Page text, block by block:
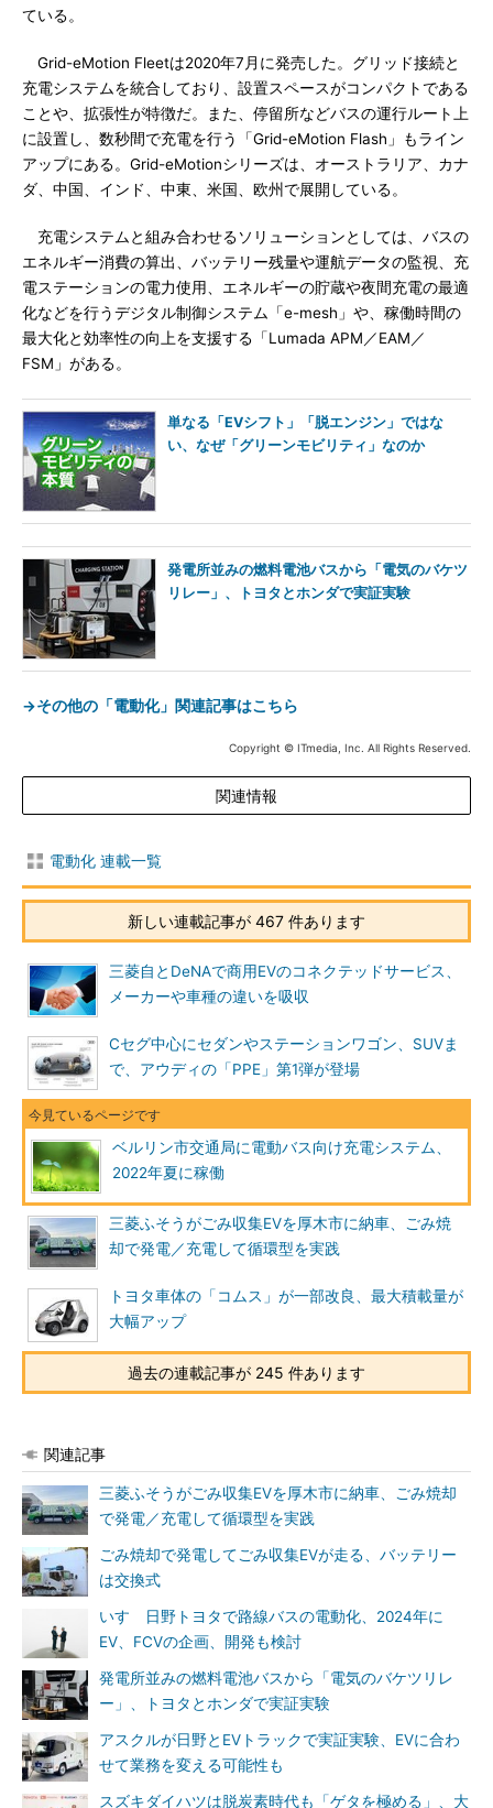
ている。
Grid-eMotion Fleetは2020年7月に発売した。グリッド接続と
充電システムを統合しており、設置スペースがコンパクトである
ことや、拡張性が特徴だ。また、停留所などバスの運行ルート上
に設置し、数秒間で充電を行う「Grid-eMotion Flash」もライン
アップにある。Grid-eMotionシリーズは、オーストラリア、カナ
ダ、中国、インド、中東、米国、欧州で展開している。
充電システムと組み合わせるソリューションとしては、バスの
エネルギー消費の算出、バッテリー残量や運航データの監視、充
電ステーションの電力使用、エネルギーの貯蔵や夜間充電の最適
化などを行うデジタル制御システム「e-mesh」や、稼働時間の
最大化と効率性の向上を支援する「Lumada APM／EAM／
FSM」がある。
単なる「EVシフト」「脱エンジン」ではな
い、なぜ「グリーンモビリティ」なのか
発電所並みの燃料電池バスから「電気のバケツ
リレー」、トヨタとホンダで実証実験
→その他の「電動化」関連記事はこちら
Copyright © ITmedia, Inc. All Rights Reserved.
関連情報
電動化 連載一覧
新しい連載記事が 467 件あります
三菱自とDeNAで商用EVのコネクテッドサービス、
メーカーや車種の違いを吸収
Cセグ中心にセダンやステーションワゴン、SUVま
で、アウディの「PPE」第1弾が登場
ベルリン市交通局に電動バス向け充電システム、
2022年夏に稼働
三菱ふそうがごみ収集EVを厚木市に納車、ごみ焼
却で発電／充電して循環型を実践
トヨタ車体の「コムス」が一部改良、最大積載量が
大幅アップ
過去の連載記事が 245 件あります
関連記事
三菱ふそうがごみ収集EVを厚木市に納車、ごみ焼却
で発電／充電して循環型を実践
ごみ焼却で発電してごみ収集EVが走る、バッテリー
は交換式
いすゞ日野トヨタで路線バスの電動化、2024年に
EV、FCVの企画、開発も検討
発電所並みの燃料電池バスから「電気のバケツリレ
ー」、トヨタとホンダで実証実験
アスクルが日野とEVトラックで実証実験、EVに合わ
せて業務を変える可能性も
スズキダイハツは脱炭素時代も「ゲタを極める」、大